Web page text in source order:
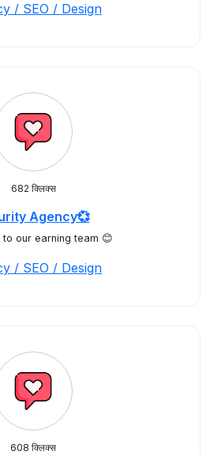
/ SEO / Design
682 क्लिक्स
Agency💞
to our earning team 😊
/ SEO / Design
608 क्लिक्स